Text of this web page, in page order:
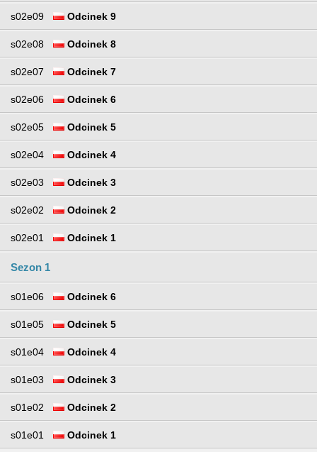
s02e09 Odcinek 9
s02e08 Odcinek 8
s02e07 Odcinek 7
s02e06 Odcinek 6
s02e05 Odcinek 5
s02e04 Odcinek 4
s02e03 Odcinek 3
s02e02 Odcinek 2
s02e01 Odcinek 1
Sezon 1
s01e06 Odcinek 6
s01e05 Odcinek 5
s01e04 Odcinek 4
s01e03 Odcinek 3
s01e02 Odcinek 2
s01e01 Odcinek 1